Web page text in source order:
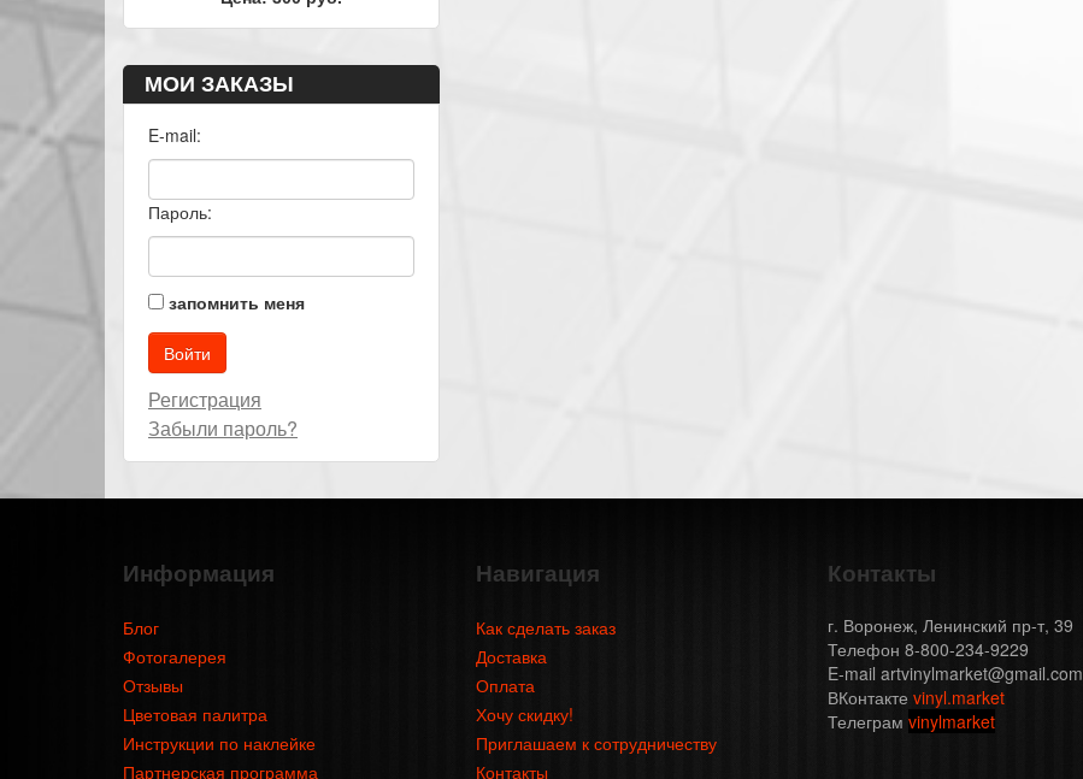
МОИ ЗАКАЗЫ
E-mail:
Пароль:
запомнить меня
Регистрация
Забыли пароль?
Информация
Блог
Фотогалерея
Отзывы
Цветовая палитра
Инструкции по наклейке
Партнерская программа
Навигация
Как сделать заказ
Доставка
Оплата
Хочу скидку!
Приглашаем к сотрудничеству
Контакты
Контакты
г. Воронеж, Ленинский пр-т, 39
Телефон 8-800-234-9229
E-mail artvinylmarket@gmail.com
ВКонтакте vinyl.market
Телеграм vinylmarket